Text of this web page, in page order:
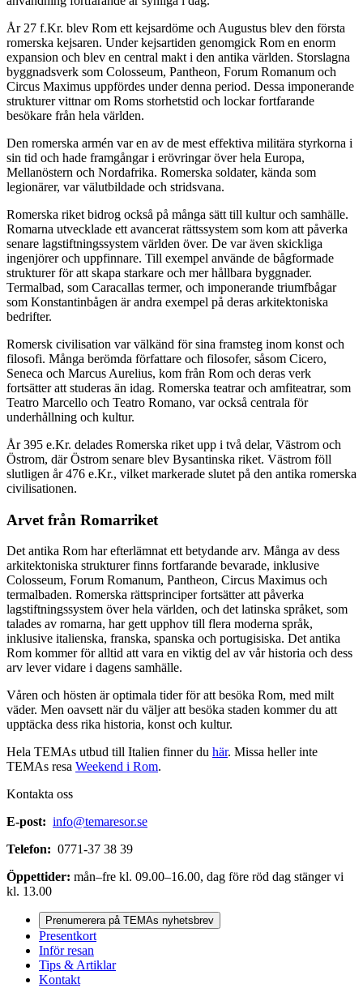
År 27 f.Kr. blev Rom ett kejsardöme och Augustus blev den första
romerska kejsaren. Under kejsartiden genomgick Rom en enorm
expansion och blev en central makt i den antika världen. Storslagna
byggnadsverk som Colosseum, Pantheon, Forum Romanum och
Circus Maximus uppfördes under denna period. Dessa imponerande
strukturer vittnar om Roms storhetstid och lockar fortfarande
besökare från hela världen.
Den romerska armén var en av de mest effektiva militära styrkorna i
sin tid och hade framgångar i erövringar över hela Europa,
Mellanöstern och Nordafrika. Romerska soldater, kända som
legionärer, var välutbildade och stridsvana.
Romerska riket bidrog också på många sätt till kultur och samhälle.
Romarna utvecklade ett avancerat rättssystem som kom att påverka
senare lagstiftningssystem världen över. De var även skickliga
ingenjörer och uppfinnare. Till exempel använde de bågformade
strukturer för att skapa starkare och mer hållbara byggnader.
Termalbad, som Caracallas termer, och imponerande triumfbågar
som Konstantinbågen är andra exempel på deras arkitektoniska
bedrifter.
Romersk civilisation var välkänd för sina framsteg inom konst och
filosofi. Många berömda författare och filosofer, såsom Cicero,
Seneca och Marcus Aurelius, kom från Rom och deras verk
fortsätter att studeras än idag. Romerska teatrar och amfiteatrar, som
Teatro Marcello och Teatro Romano, var också centrala för
underhållning och kultur.
År 395 e.Kr. delades Romerska riket upp i två delar, Västrom och
Östrom, där Östrom senare blev Bysantinska riket. Västrom föll
slutligen år 476 e.Kr., vilket markerade slutet på den antika romerska
civilisationen.
Arvet från Romarriket
Det antika Rom har efterlämnat ett betydande arv. Många av dess
arkitektoniska strukturer finns fortfarande bevarade, inklusive
Colosseum, Forum Romanum, Pantheon, Circus Maximus och
termalbaden. Romerska rättsprinciper fortsätter att påverka
lagstiftningssystem över hela världen, och det latinska språket, som
talades av romarna, har gett upphov till flera moderna språk,
inklusive italienska, franska, spanska och portugisiska. Det antika
Rom kommer för alltid att vara en viktig del av vår historia och dess
arv lever vidare i dagens samhälle.
Våren och hösten är optimala tider för att besöka Rom, med milt
väder. Men oavsett när du väljer att besöka staden kommer du att
upptäcka dess rika historia, konst och kultur.
Hela TEMAs utbud till Italien finner du här. Missa heller inte
TEMAs resa Weekend i Rom.
Kontakta oss
E-post: info@temaresor.se
Telefon: 0771-37 38 39
Öppettider: mån–fre kl. 09.00–16.00, dag före röd dag stänger vi
kl. 13.00
Prenumerera på TEMAs nyhetsbrev
Presentkort
Inför resan
Tips & Artiklar
Kontakt